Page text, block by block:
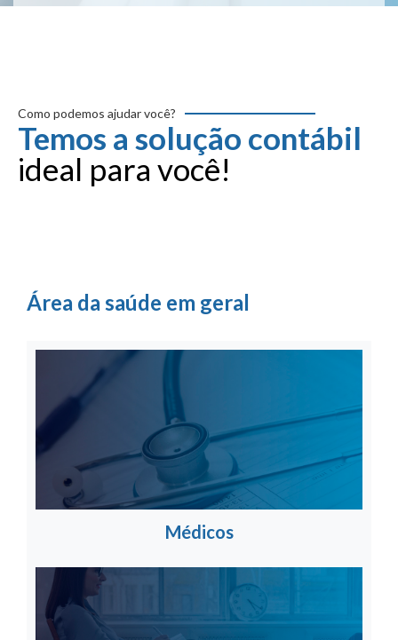
Como podemos ajudar você?
Temos a solução contábil
ideal para você!
Área da saúde em geral
Médicos